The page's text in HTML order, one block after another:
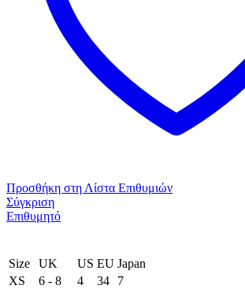
Προσθήκη στη Λίστα Επιθυμιών
Σύγκριση
Επιθυμητό
Size UK US EU Japan
XS
6 - 8 4 34
7